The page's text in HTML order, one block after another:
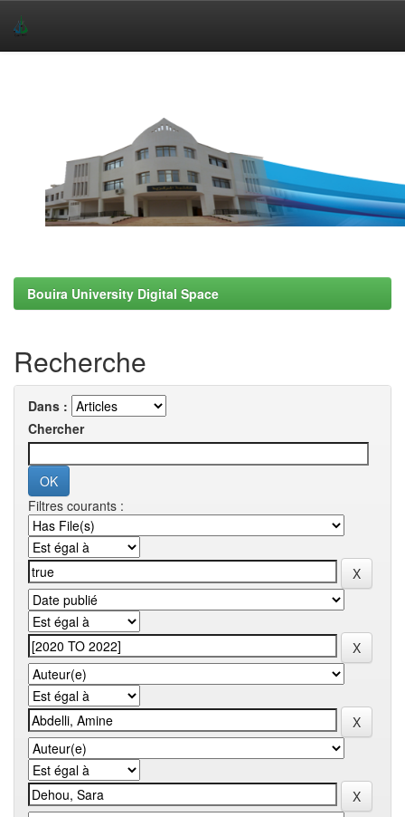
Bouira University Digital Space
Recherche
Dans :
Chercher
Filtres courants :